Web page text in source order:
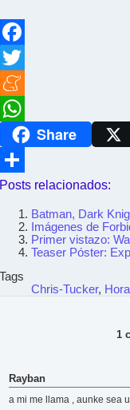
Facebook
Twitter
Meneame
WhatsAppShare
Compartir
Posts relacionados:
Batman, Dark
Imágenes de
Primer vistazo:
Teaser Póster:
Tags
Chris-Tucker,
1
Rayban
a mi me llama , aunke sea